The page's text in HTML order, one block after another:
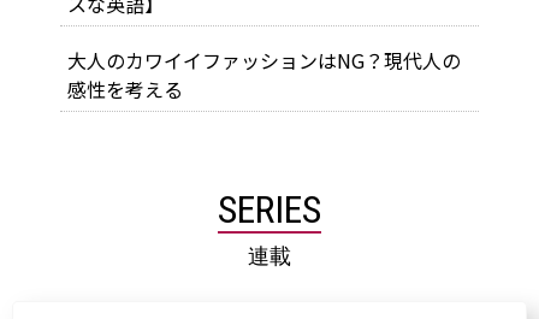
大人のカワイイファッションはNG？現代人の
感性を考える
SERIES
連載